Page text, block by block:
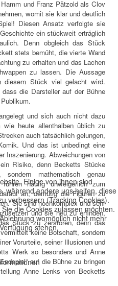
und Franz Pätzold als Clov
womit sie klar und deutlich
Diesen Ansatz verfolgte sie
ein stückweit erträglich
Denn obgleich das Stück
stets bemüht, die vierte Wand
zu erhalten und das Lachen
zu lassen. Die Aussage
diesem Stück viel gelacht wird.
die Darsteller auf der Bühne
und sich auch nicht dazu
heute allenthalben üblich zu
auch tatsächlich gelungen,
Und das ist unbedingt eine
Inszenierung. Abweichungen von
Risiko, denn Becketts Stücke
mathematisch genau
führen häufig unweigerlich zum
an, demütig die Figuren zu
Sie sind hochkomplex und sehr
und sie neu zu erfinden,
Stück zu zerstören, denn das
keine Botschaft, sondern
Vorurteile, seiner Illusionen und
Werk so besonders und Anne
auf die Bühne zu bringen
Anne Lenks von Becketts
Einige von ihnen sind
während andere uns helfen, diese
verbessern (Tracking Cookies).
die Cookies zulassen möchten.
womöglich nicht mehr
stehen.